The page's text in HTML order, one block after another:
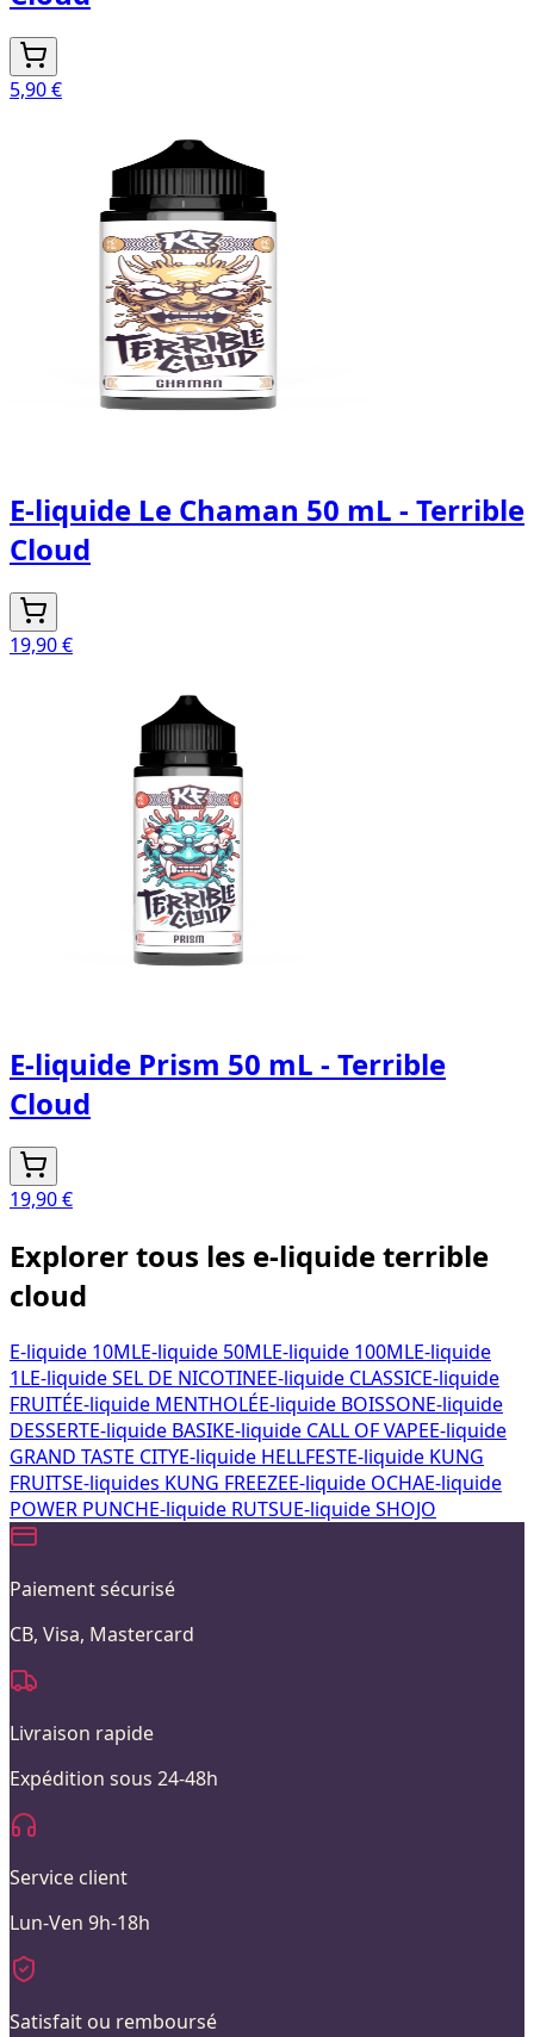
5,90 €
E-liquide Le Chaman 50 mL - Terrible
Cloud
19,90 €
E-liquide Prism 50 mL - Terrible
Cloud
19,90 €
Explorer tous les e-liquide terrible
cloud
E-liquide 10MLE-liquide 50MLE-liquide 100MLE-liquide
1LE-liquide SEL DE NICOTINEE-liquide CLASSICE-liquide
FRUITÉE-liquide MENTHOLÉE-liquide BOISSONE-liquide
DESSERTE-liquide BASIKE-liquide CALL OF VAPEE-liquide
GRAND TASTE CITYE-liquide HELLFESTE-liquide KUNG
FRUITSE-liquides KUNG FREEZEE-liquide OCHAE-liquide
POWER PUNCHE-liquide RUTSUE-liquide SHOJO
Paiement sécurisé
CB, Visa, Mastercard
Livraison rapide
Expédition sous 24-48h
Service client
Lun-Ven 9h-18h
Satisfait ou remboursé